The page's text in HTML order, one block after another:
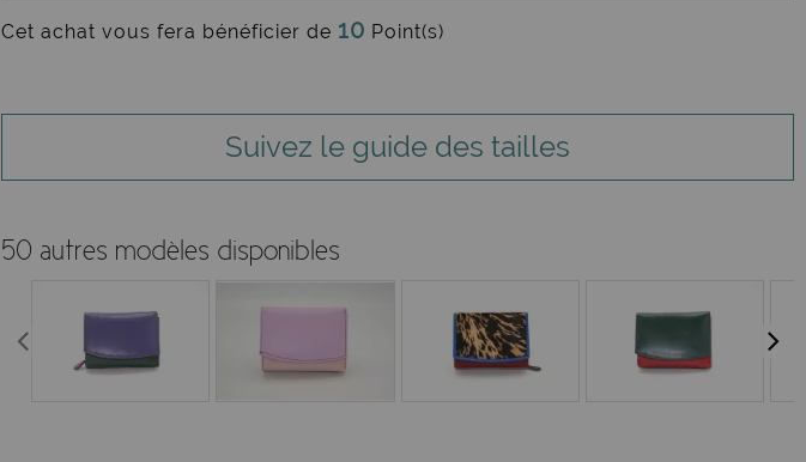
Cet achat vous fera bénéficier de 10 Point(s)
Suivez le guide des tailles
50 autres modèles disponibles